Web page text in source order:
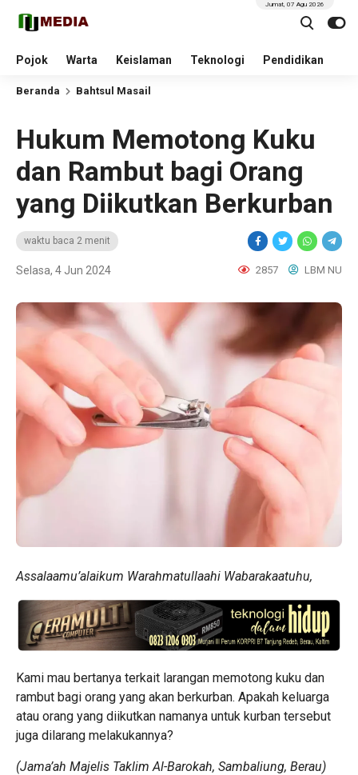
Pojok Warta Keislaman Teknologi Pendidikan
Jumat, 07 Agu 2026
Beranda Bahtsul Masail
Hukum Memotong Kuku
dan Rambut bagi Orang
yang Diikutkan Berkurban
waktu baca 2 menit
Selasa, 4 Jun 2024 2857 LBM NU
Assalaamu’alaikum Warahmatullaahi Wabarakaatuhu,
Kami mau bertanya terkait larangan memotong kuku dan
rambut bagi orang yang akan berkurban. Apakah keluarga
atau orang yang diikutkan namanya untuk kurban tersebut
juga dilarang melakukannya?
(Jama’ah Majelis Taklim Al-Barokah, Sambaliung, Berau)